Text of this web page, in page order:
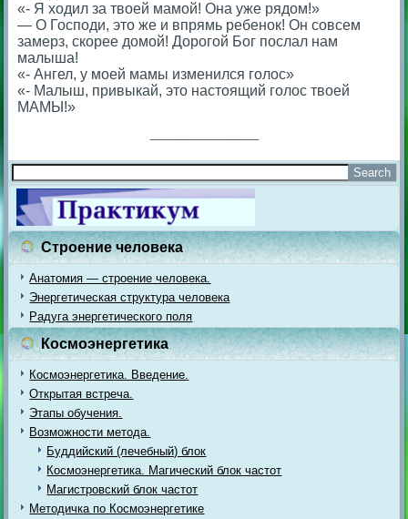
«- Я ходил за твоей мамой! Она уже рядом!»
— О Господи, это же и впрямь ребенок! Он совсем
замерз, скорее домой! Дорогой Бог послал нам
малыша!
«- Ангел, у моей мамы изменился голос»
«- Малыш, привыкай, это настоящий голос твоей
МАМЫ!»
Строение человека
Анатомия — строение человека.
Энергетическая структура человека
Радуга энергетического поля
Космоэнергетика
Космоэнергетика. Введение.
Открытая встреча.
Этапы обучения.
Возможности метода.
Буддийский (лечебный) блок
Космоэнергетика. Магический блок частот
Магистровский блок частот
Методичка по Космоэнергетике